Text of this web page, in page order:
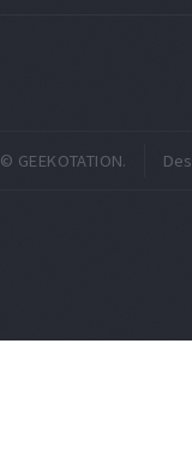
© GEEKOTATION.